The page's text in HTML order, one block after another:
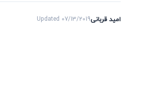
امید قربانیUpdated 07/13/2019